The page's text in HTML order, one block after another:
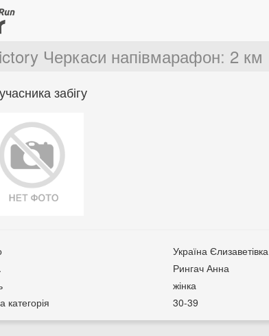
Черкаси напівмарафон: 2 км
забігу
Україна Єлизаветівка
Рингач Анна
жінка
категорія
30-39